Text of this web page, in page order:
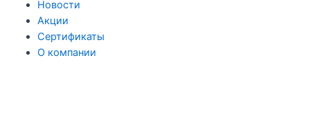
Новости
Акции
Сертификаты
О компании